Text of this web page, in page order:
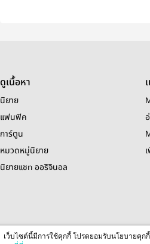
ดูเนื้อหา
นิยาย
แฟนฟิค
การ์ตูน
หมวดหมู่นิยาย
นิยายแชท ออริจินอล
เว็บไซต์นี้มีการใช้คุกกี้ โปรดยอมรับนโยบายคุ